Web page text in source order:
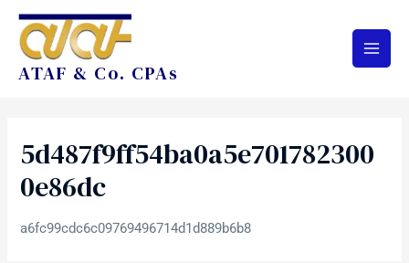
ATAF & Co. CPAs
5d487f9ff54ba0a5e701782300
0e86dc
a6fc99cdc6c09769496714d1d889b6b8